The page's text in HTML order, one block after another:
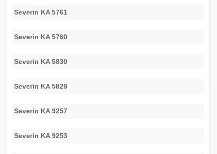
Severin KA 5761
Severin KA 5760
Severin KA 5830
Severin KA 5829
Severin KA 9257
Severin KA 9253